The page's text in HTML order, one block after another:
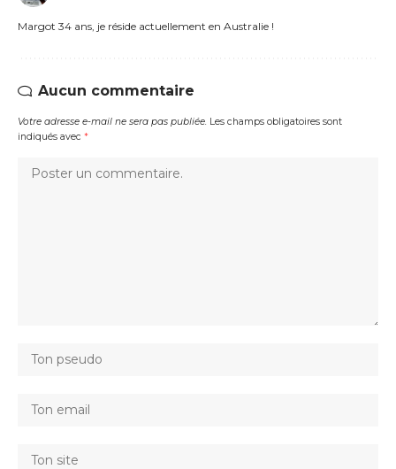
Margot 34 ans, je réside actuellement en Australie !
Aucun commentaire
Votre adresse e-mail ne sera pas publiée. Les champs obligatoires sont
indiqués avec *